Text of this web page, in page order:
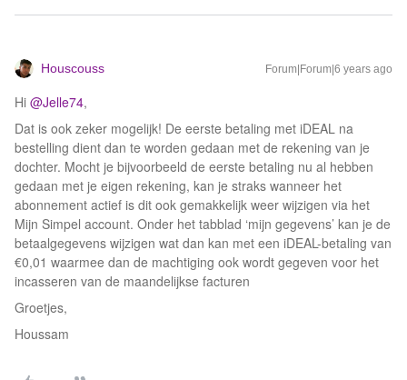
Houscouss Forum|Forum|6 years ago
Hi @Jelle74,
Dat is ook zeker mogelijk! De eerste betaling met iDEAL na
bestelling dient dan te worden gedaan met de rekening van je
dochter. Mocht je bijvoorbeeld de eerste betaling nu al hebben
gedaan met je eigen rekening, kan je straks wanneer het
abonnement actief is dit ook gemakkelijk weer wijzigen via het
Mijn Simpel account. Onder het tabblad ‘mijn gegevens’ kan je de
betaalgegevens wijzigen wat dan kan met een iDEAL-betaling van
€0,01 waarmee dan de machtiging ook wordt gegeven voor het
incasseren van de maandelijkse facturen
Groetjes,
Houssam